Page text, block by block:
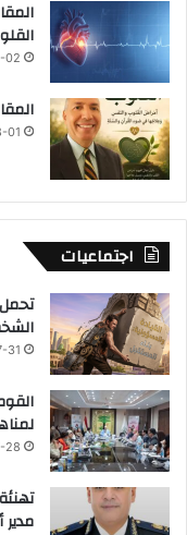
02
المقال رقم 4
01
اجتماعيات
31
28